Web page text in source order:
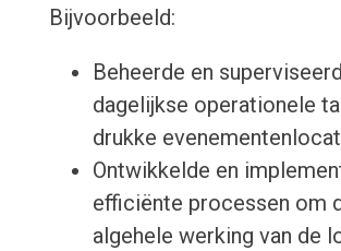
Bijvoorbeeld:
Beheerde en
dagelijkse operationele
drukke
Ontwikkelde en
efficiënte processen om
algehele werking van de